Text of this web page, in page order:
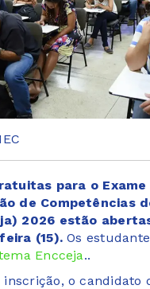
para o Exame
de Competências
2026 estão
(15). Os
Encceja..
o candidato